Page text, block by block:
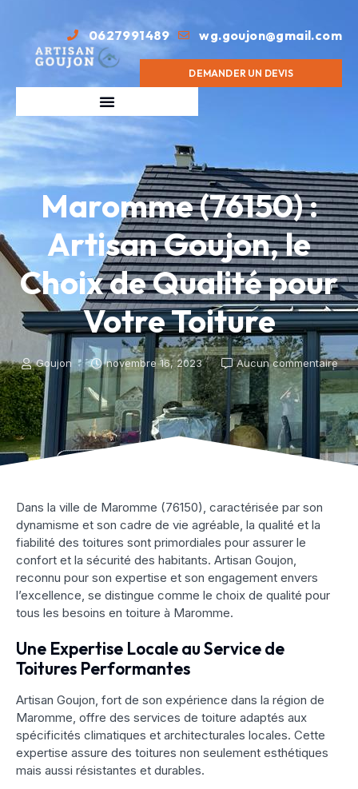
0627991489 wg.goujon@gmail.com
DEMANDER UN DEVIS
Maromme (76150) :
Artisan Goujon, le
Choix de Qualité pour
Votre Toiture
Goujon novembre 16, 2023 Aucun commentaire
Dans la ville de Maromme (76150), caractérisée par son
dynamisme et son cadre de vie agréable, la qualité et la
fiabilité des toitures sont primordiales pour assurer le
confort et la sécurité des habitants. Artisan Goujon,
reconnu pour son expertise et son engagement envers
l’excellence, se distingue comme le choix de qualité pour
tous les besoins en toiture à Maromme.
Une Expertise Locale au Service de
Toitures Performantes
Artisan Goujon, fort de son expérience dans la région de
Maromme, offre des services de toiture adaptés aux
spécificités climatiques et architecturales locales. Cette
expertise assure des toitures non seulement esthétiques
mais aussi résistantes et durables.